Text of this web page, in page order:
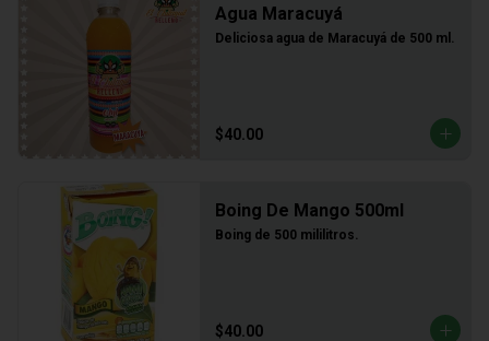
Agua Maracuyá
Deliciosa agua de Maracuyá de 500 ml.
$40.00
Boing De Mango 500ml
Boing de 500 mililitros.
$40.00